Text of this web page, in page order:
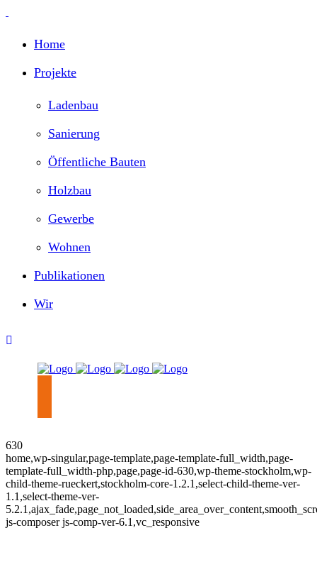
Home
Projekte
Ladenbau
Sanierung
Öffentliche Bauten
Holzbau
Gewerbe
Wohnen
Publikationen
Wir
630
home,wp-singular,page-template,page-template-full_width,page-
template-full_width-php,page,page-id-630,wp-theme-stockholm,wp-
child-theme-rueckert,stockholm-core-1.2.1,select-child-theme-ver-
1.1,select-theme-ver-
js-composer js-comp-ver-6.1,vc_responsive